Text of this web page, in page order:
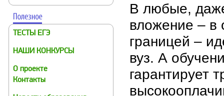
ТЕСТЫ ЕГЭ
НАШИ КОНКУРСЫ
О проекте
Контакты
В любые,
вложение – в
границей –
вуз. А
гарантирует